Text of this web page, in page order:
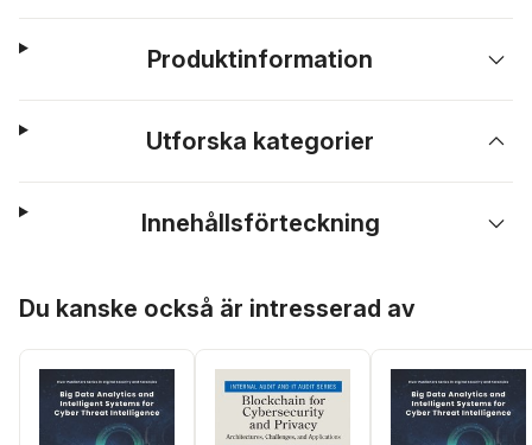
Produktinformation
Utforska kategorier
Innehållsförteckning
Du kanske också är intresserad av